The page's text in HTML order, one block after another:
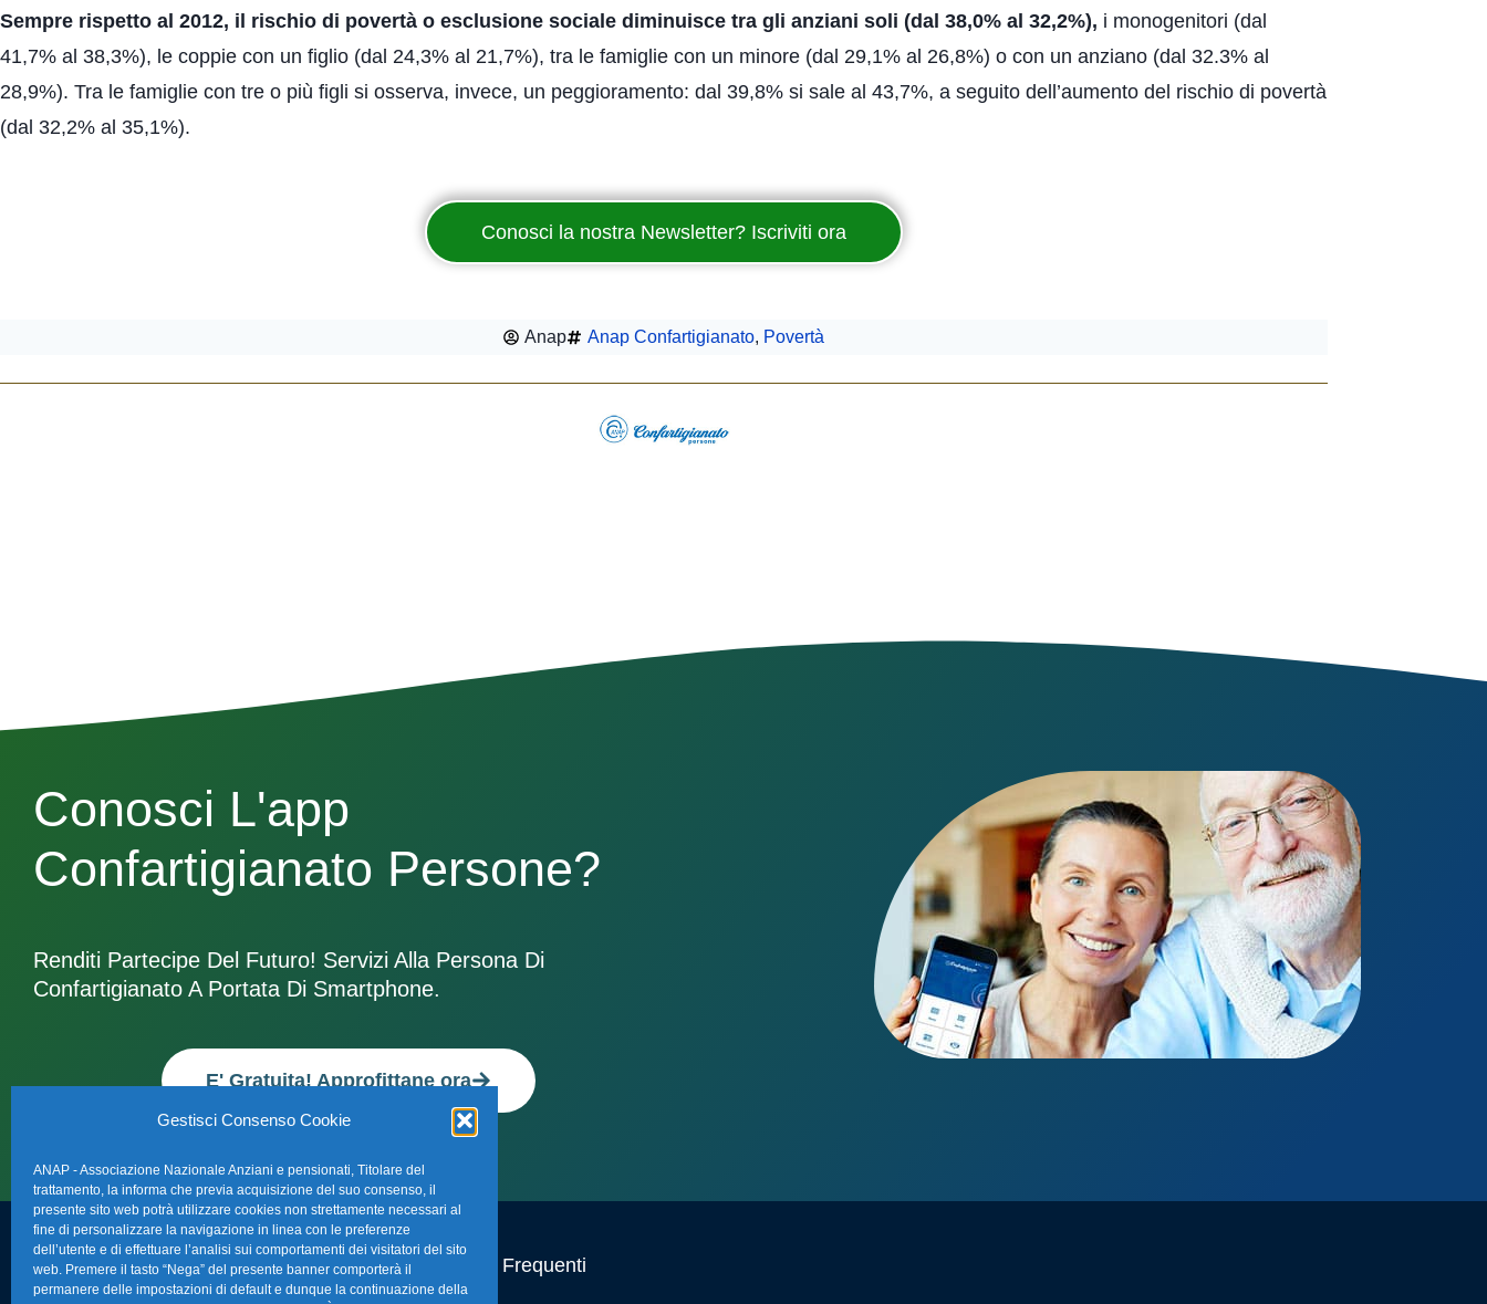
Gestisci Consenso Cookie
ANAP - Associazione Nazionale Anziani e pensionati, Titolare del
trattamento, la informa che previa acquisizione del suo consenso, il
presente sito web potrà utilizzare cookies non strettamente necessari al
fine di personalizzare la navigazione in linea con le preferenze
dell’utente e di effettuare l’analisi sui comportamenti dei visitatori del sito
web. Premere il tasto “Nega” del presente banner comporterà il
permanere delle impostazioni di default e dunque la continuazione della
Sempre rispetto al 2012, il rischio di povertà o esclusione sociale diminuisce tra gli anziani soli (dal 38,0% al 32,2%), i monogenitori (dal
41,7% al 38,3%), le coppie con un figlio (dal 24,3% al 21,7%), tra le famiglie con un minore (dal 29,1% al 26,8%) o con un anziano (dal 32.3% al
28,9%). Tra le famiglie con tre o più figli si osserva, invece, un peggioramento: dal 39,8% si sale al 43,7%, a seguito dell’aumento del rischio di povertà
(dal 32,2% al 35,1%).
Conosci la nostra Newsletter? Iscriviti ora
Anap Anap Confartigianato, Povertà
Conosci L'app
Confartigianato Persone?
Renditi Partecipe Del Futuro! Servizi Alla Persona Di
Confartigianato A Portata Di Smartphone.
E' Gratuita! Approfittane ora
Sede Nazionale Anap Confartigianato:
FAQ – Domande Frequenti